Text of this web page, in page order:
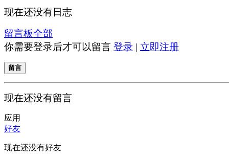
现在还没有日志
留言板全部
你需要登录后才可以留言 登录 | 立即注册
留言
现在还没有留言
应用
好友
现在还没有好友